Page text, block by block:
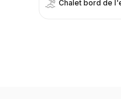
Chalet bord de